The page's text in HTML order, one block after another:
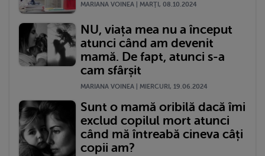
MARIANA VOINEA | MARŢI, 08.10.2024
NU, viața mea nu a început
atunci când am devenit
mamă. De fapt, atunci s-a
cam sfârșit
MARIANA VOINEA | MIERCURI, 19.06.2024
Sunt o mamă oribilă dacă îmi
exclud copilul mort atunci
când mă întreabă cineva câți
copii am?